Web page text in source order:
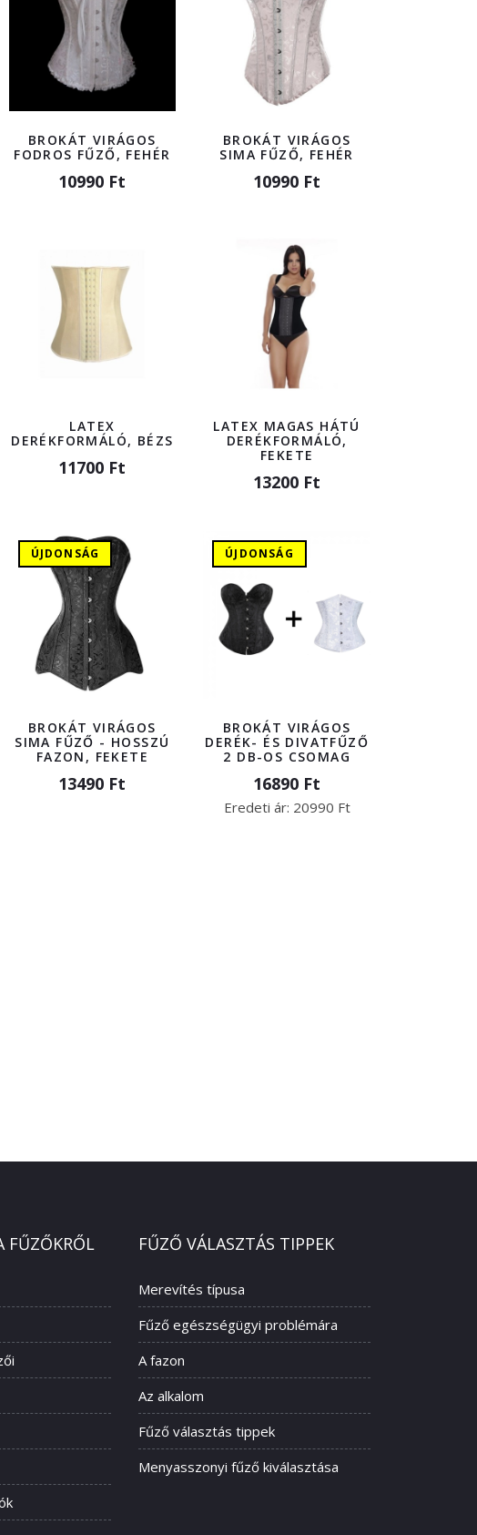
BROKÁT VIRÁGOS
FODROS FŰZŐ, FEHÉR
10990 Ft
BROKÁT VIRÁGOS
SIMA FŰZŐ, FEHÉR
10990 Ft
LATEX
DERÉKFORMÁLÓ, BÉZS
11700 Ft
LATEX MAGAS HÁTÚ
DERÉKFORMÁLÓ,
FEKETE
13200 Ft
ÚJDONSÁG
BROKÁT VIRÁGOS
SIMA FŰZŐ - HOSSZÚ
FAZON, FEKETE
13490 Ft
ÚJDONSÁG
BROKÁT VIRÁGOS
DERÉK- ÉS DIVATFŰZŐ
2 DB-OS CSOMAG
16890 Ft
Eredeti ár: 20990 Ft
FŰZŐKRŐL FŰZŐ VÁLASZTÁS TIPPEK
Merevítés típusa
Fűző egészségügyi problémára
A fazon
Az alkalom
Fűző választás tippek
Menyasszonyi fűző kiválasztása